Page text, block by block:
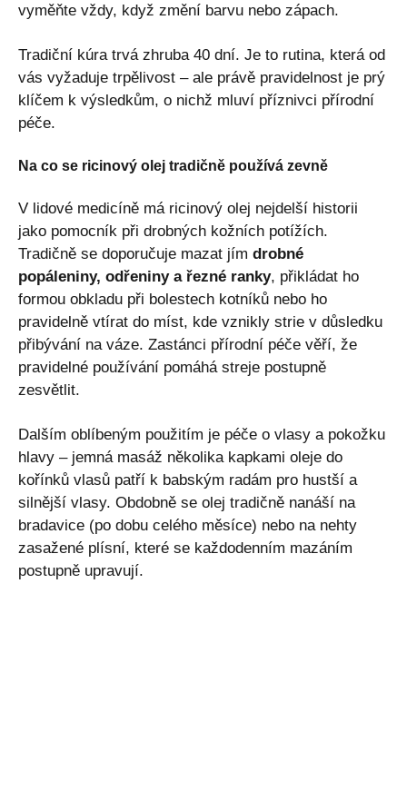
vyměňte vždy, když změní barvu nebo zápach.
Tradiční kúra trvá zhruba 40 dní. Je to rutina, která od
vás vyžaduje trpělivost – ale právě pravidelnost je prý
klíčem k výsledkům, o nichž mluví příznivci přírodní
péče.
Na co se ricinový olej tradičně používá zevně
V lidové medicíně má ricinový olej nejdelší historii
jako pomocník při drobných kožních potížích.
Tradičně se doporučuje mazat jím drobné
popáleniny, odřeniny a řezné ranky, přikládat ho
formou obkladu při bolestech kotníků nebo ho
pravidelně vtírat do míst, kde vznikly strie v důsledku
přibývání na váze. Zastánci přírodní péče věří, že
pravidelné používání pomáhá streje postupně
zesvětlit.
Dalším oblíbeným použitím je péče o vlasy a pokožku
hlavy – jemná masáž několika kapkami oleje do
kořínků vlasů patří k babským radám pro hustší a
silnější vlasy. Obdobně se olej tradičně nanáší na
bradavice (po dobu celého měsíce) nebo na nehty
zasažené plísní, které se každodenním mazáním
postupně upravují.